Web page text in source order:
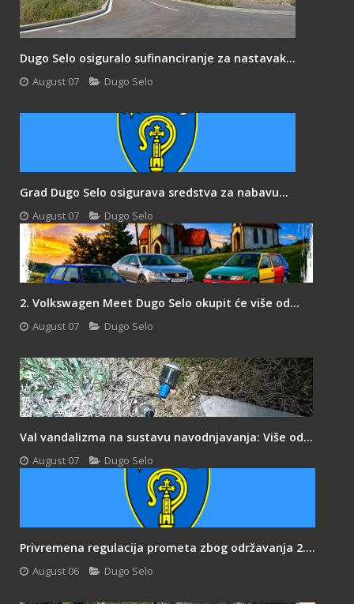
Dugo Selo osiguralo sufinanciranje za nastavak...
August 07 Dugo Selo
Grad Dugo Selo osigurava sredstva za nabavu...
August 07 Dugo Selo
2. Volkswagen Meet Dugo Selo okupit će više od...
August 07 Dugo Selo
Val vandalizma na sustavu navodnjavanja: Više od...
August 07 Dugo Selo
Privremena regulacija prometa zbog održavanja 2....
August 06 Dugo Selo